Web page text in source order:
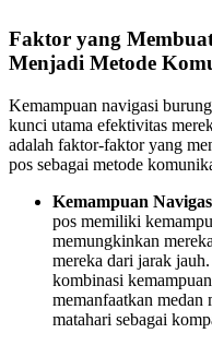
Faktor yang
Menjadi Metode
Kemampuan navigasi
kunci utama efektivitas
adalah faktor-faktor yang
pos sebagai metode
Kemampuan
pos memiliki
memungkinkan
mereka dari jarak
kombinasi
memanfaatkan medan
matahari sebagai